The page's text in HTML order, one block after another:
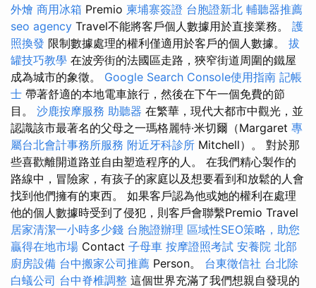
外燴 商用冰箱 Premio 柬埔寨簽證 台胞證新北 輔聽器推薦
seo agency Travel不能將客戶個人數據用於直接業務。 護
照換發 限制數據處理的權利僅適用於客戶的個人數據。 拔
罐技巧教學 在波旁街的法國區走路，狹窄街道周圍的鐵屋
成為城市的象徵。 Google Search Console使用指南 記帳
士 帶著舒適的本地電車旅行，然後在下午一個免費的節
目。 沙鹿按摩服務 助聽器 在繁華，現代大都市中觀光，並
認識該市最著名的父母之一瑪格麗特·米切爾（Margaret 專
屬台北會計事務所服務 附近牙科診所 Mitchell）。 對於那
些喜歡離開道路並自由塑造程序的人。 在我們精心製作的
路線中，冒險家，有孩子的家庭以及想要看到和放鬆的人會
找到他們擁有的東西。 如果客戶認為他或她的權利在處理
他的個人數據時受到了侵犯，則客戶會聯繫Premio Travel
居家清潔一小時多少錢 台胞證辦理 區域性SEO策略，助您
贏得在地市場 Contact 子母車 按摩證照考試 安養院 北部
廚房設備 台中搬家公司推薦 Person。 台東徵信社 台北除
白蟻公司 台中脊椎調整 這個世界充滿了我們想親自發現的